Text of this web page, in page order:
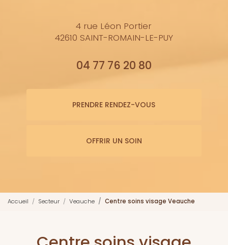
4 rue Léon Portier
42610 SAINT-ROMAIN-LE-PUY
04 77 76 20 80
PRENDRE RENDEZ-VOUS
OFFRIR UN SOIN
Accueil Secteur Veauche Centre soins visage Veauche